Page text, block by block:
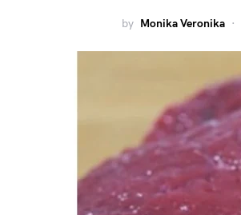
by Monika Veronika